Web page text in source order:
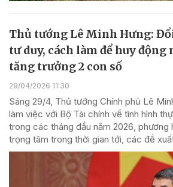
Thủ tướng Lê Minh Hưng:
tư duy, cách làm để huy động
tăng trưởng 2 con số
29/04/2026 11:30
Sáng 29/4, Thủ tướng Chính phủ Lê
làm việc với Bộ Tài chính về tình hình
trong các tháng đầu năm 2026, phương
trọng tâm trong thời gian tới, các đề